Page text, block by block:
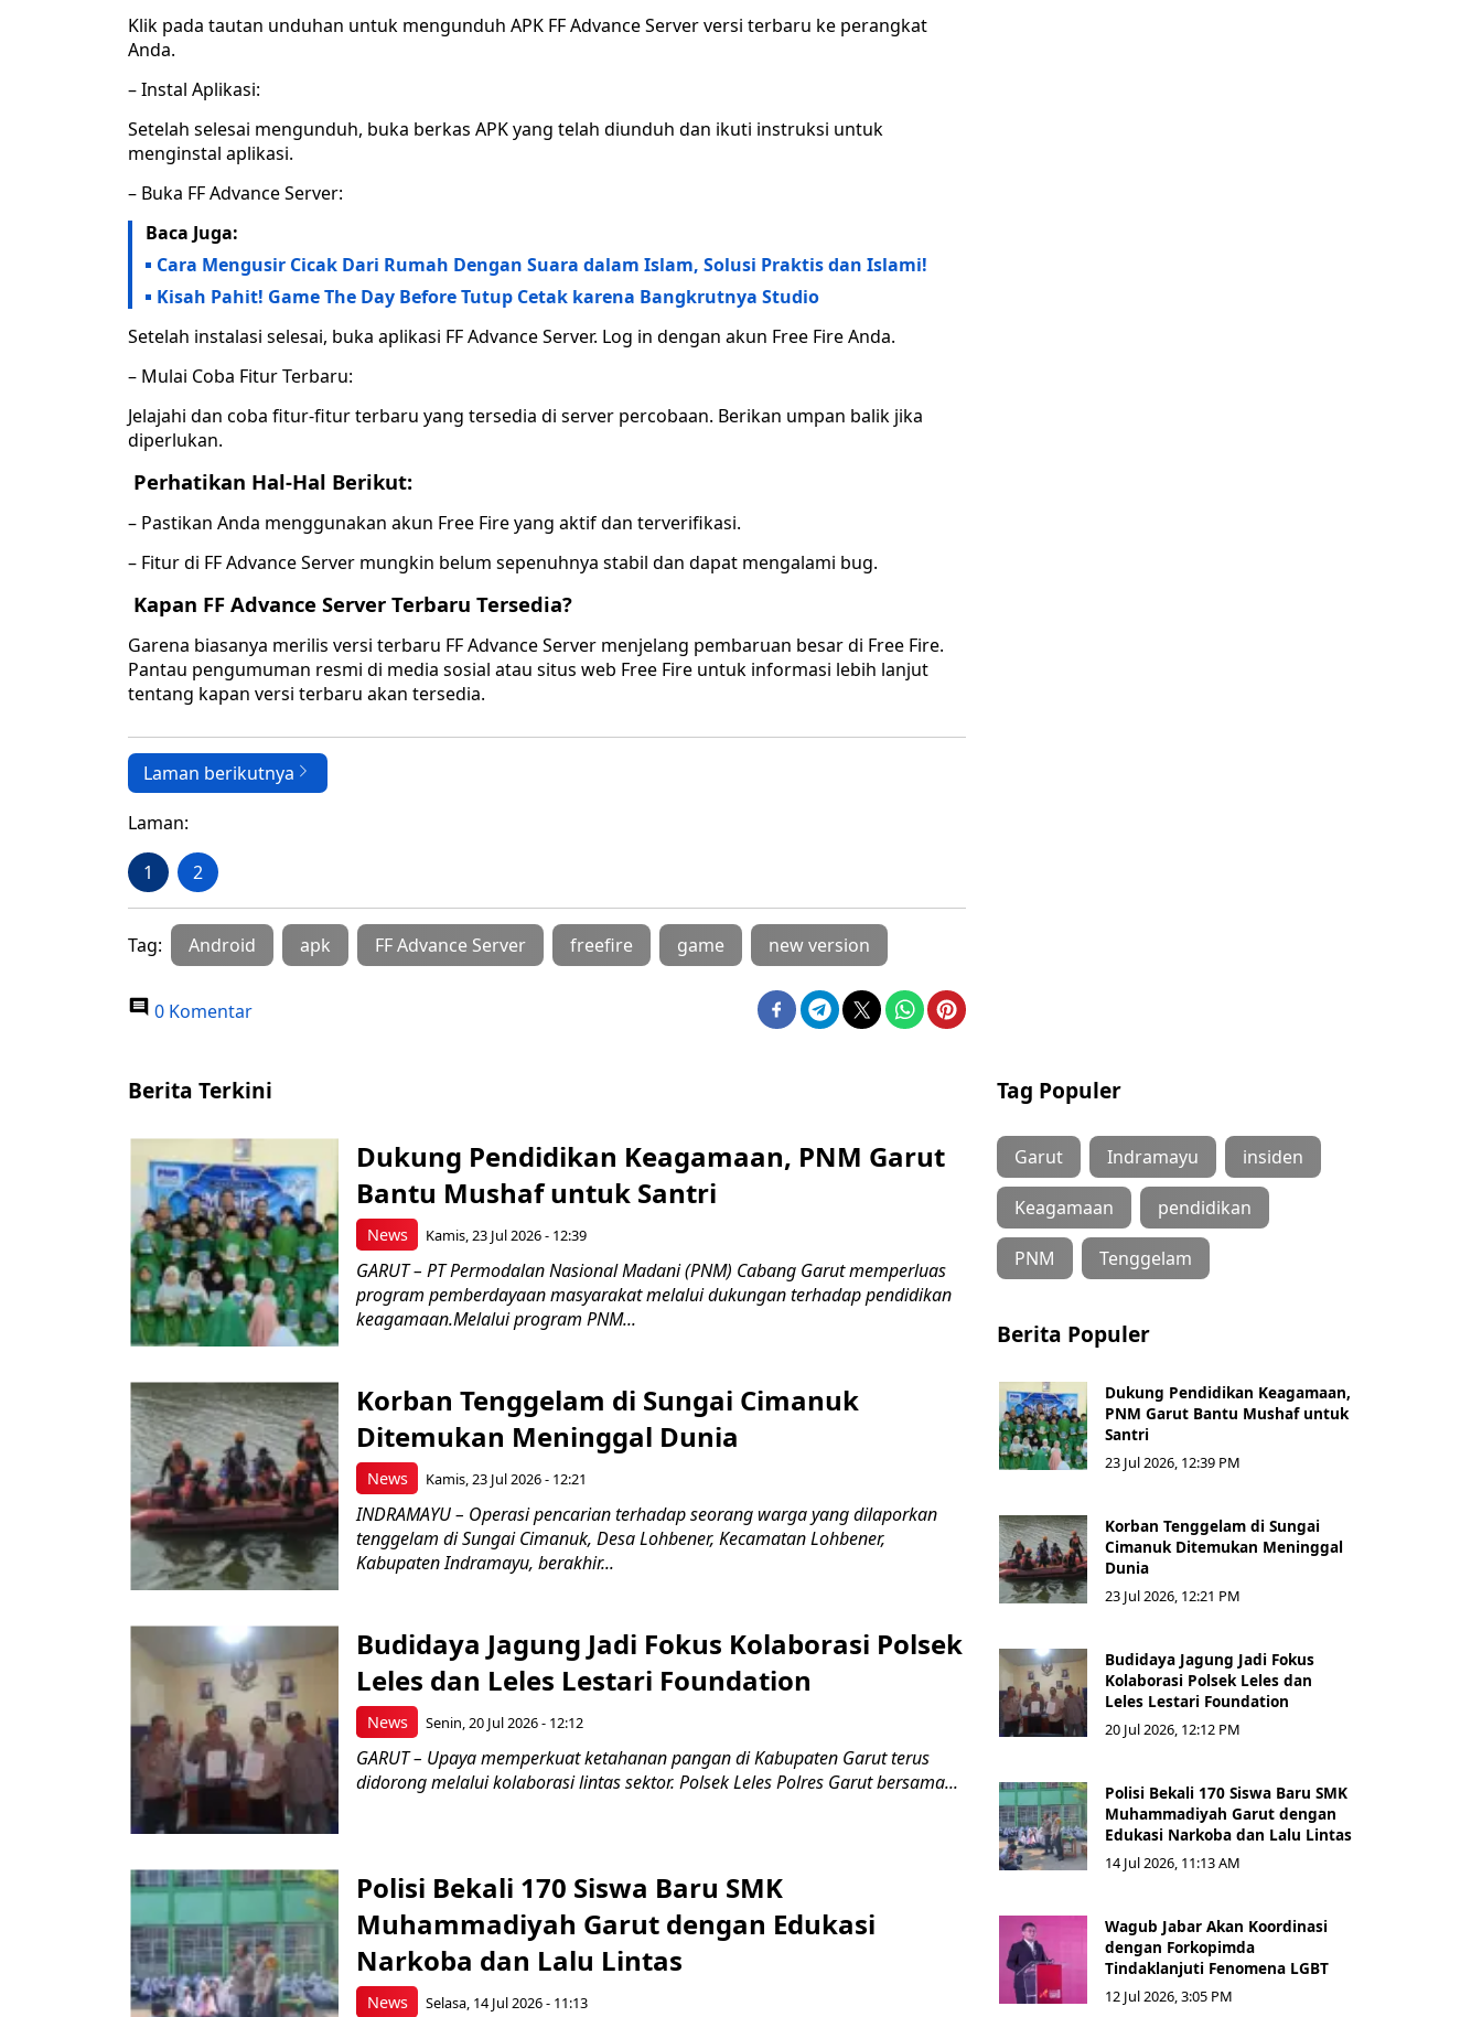
Klik pada tautan unduhan untuk mengunduh APK FF Advance Server versi terbaru ke perangkat
Anda.
– Instal Aplikasi:
Setelah selesai mengunduh, buka berkas APK yang telah diunduh dan ikuti instruksi untuk
menginstal aplikasi.
– Buka FF Advance Server:
Baca Juga:
Cara Mengusir Cicak Dari Rumah Dengan Suara dalam Islam, Solusi Praktis dan Islami!
Kisah Pahit! Game The Day Before Tutup Cetak karena Bangkrutnya Studio
Setelah instalasi selesai, buka aplikasi FF Advance Server. Log in dengan akun Free Fire Anda.
– Mulai Coba Fitur Terbaru:
Jelajahi dan coba fitur-fitur terbaru yang tersedia di server percobaan. Berikan umpan balik jika
diperlukan.
Perhatikan Hal-Hal Berikut:
– Pastikan Anda menggunakan akun Free Fire yang aktif dan terverifikasi.
– Fitur di FF Advance Server mungkin belum sepenuhnya stabil dan dapat mengalami bug.
Kapan FF Advance Server Terbaru Tersedia?
Garena biasanya merilis versi terbaru FF Advance Server menjelang pembaruan besar di Free Fire.
Pantau pengumuman resmi di media sosial atau situs web Free Fire untuk informasi lebih lanjut
tentang kapan versi terbaru akan tersedia.
Laman berikutnya
Laman:
1 2
Tag: Android apk FF Advance Server freefire game new version
0 Komentar
Berita Terkini
News
Dukung Pendidikan Keagamaan, PNM Garut
Bantu Mushaf untuk Santri
Kamis, 23 Jul 2026 - 12:39
GARUT – PT Permodalan Nasional Madani (PNM) Cabang Garut memperluas
program pemberdayaan masyarakat melalui dukungan terhadap pendidikan
keagamaan.Melalui program PNM...
News
Korban Tenggelam di Sungai Cimanuk
Ditemukan Meninggal Dunia
Kamis, 23 Jul 2026 - 12:21
INDRAMAYU – Operasi pencarian terhadap seorang warga yang dilaporkan
tenggelam di Sungai Cimanuk, Desa Lohbener, Kecamatan Lohbener,
Kabupaten Indramayu, berakhir...
News
Budidaya Jagung Jadi Fokus Kolaborasi Polsek
Leles dan Leles Lestari Foundation
Senin, 20 Jul 2026 - 12:12
GARUT – Upaya memperkuat ketahanan pangan di Kabupaten Garut terus
didorong melalui kolaborasi lintas sektor. Polsek Leles Polres Garut bersama...
News
Polisi Bekali 170 Siswa Baru SMK
Muhammadiyah Garut dengan Edukasi
Narkoba dan Lalu Lintas
Selasa, 14 Jul 2026 - 11:13
Tag Populer
Garut Indramayu insiden
Keagamaan pendidikan
PNM Tenggelam
Berita Populer
Dukung Pendidikan Keagamaan,
PNM Garut Bantu Mushaf untuk
Santri
23 Jul 2026, 12:39 PM
Korban Tenggelam di Sungai
Cimanuk Ditemukan Meninggal
Dunia
23 Jul 2026, 12:21 PM
Budidaya Jagung Jadi Fokus
Kolaborasi Polsek Leles dan
Leles Lestari Foundation
20 Jul 2026, 12:12 PM
Polisi Bekali 170 Siswa Baru SMK
Muhammadiyah Garut dengan
Edukasi Narkoba dan Lalu Lintas
14 Jul 2026, 11:13 AM
Wagub Jabar Akan Koordinasi
dengan Forkopimda
Tindaklanjuti Fenomena LGBT
12 Jul 2026, 3:05 PM